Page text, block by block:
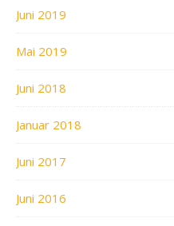
Juni 2019
Mai 2019
Juni 2018
Januar 2018
Juni 2017
Juni 2016